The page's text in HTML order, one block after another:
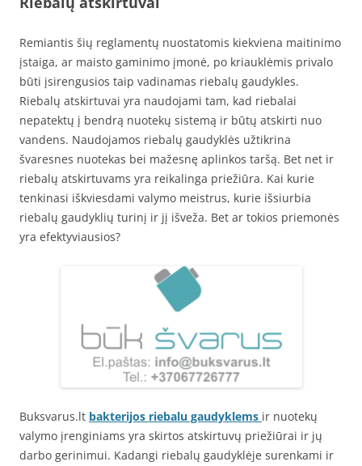
Remiantis šių reglamentų nuostatomis kiekviena maitinimo
įstaiga, ar maisto gaminimo įmonė, po kriauklėmis privalo
būti įsirengusios taip vadinamas riebalų gaudykles.
Riebalų atskirtuvai yra naudojami tam, kad riebalai
nepatektų į bendrą nuotekų sistemą ir būtų atskirti nuo
vandens. Naudojamos riebalų gaudyklės užtikrina
švaresnes nuotekas bei mažesnę aplinkos taršą. Bet net ir
riebalų atskirtuvams yra reikalinga priežiūra. Kai kurie
tenkinasi iškviesdami valymo meistrus, kurie išsiurbia
riebalų gaudyklių turinį ir jį išveža. Bet ar tokios priemonės
yra efektyviausios?
Buksvarus.lt bakterijos riebalu gaudyklems ir nuotekų
valymo įrenginiams yra skirtos atskirtuvų priežiūrai ir jų
darbo gerinimui. Kadangi riebalų gaudyklėje surenkami ir